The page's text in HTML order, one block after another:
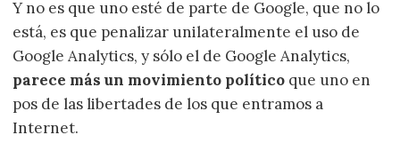
Y no es que uno esté de parte de Google, que no lo
está, es que penalizar unilateralmente el uso de
Google Analytics, y sólo el de Google Analytics,
parece más un movimiento político que uno en
pos de las libertades de los que entramos a
Internet.